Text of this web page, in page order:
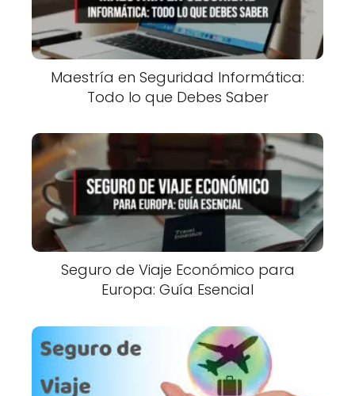
Maestría en Seguridad Informática:
Todo lo que Debes Saber
Seguro de Viaje Económico para
Europa: Guía Esencial